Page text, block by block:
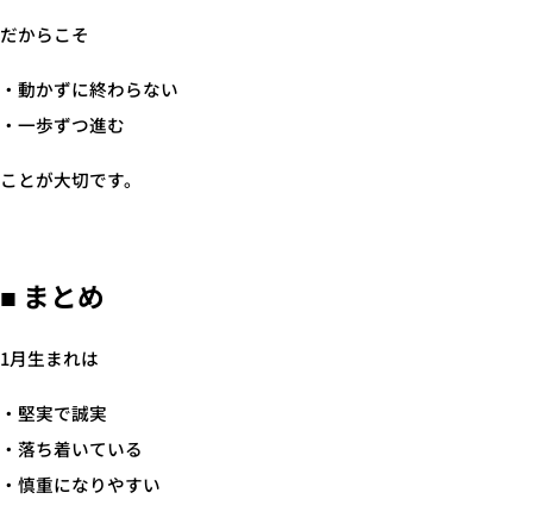
だからこそ
・動かずに終わらない
・一歩ずつ進む
ことが大切です。
■ まとめ
1月生まれは
・堅実で誠実
・落ち着いている
・慎重になりやすい